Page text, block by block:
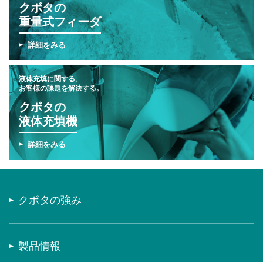
クボタの
重量式フィーダ
詳細をみる
液体充填に関する、
お客様の課題を解決する。
クボタの
液体充填機
詳細をみる
クボタの強み
製品情報